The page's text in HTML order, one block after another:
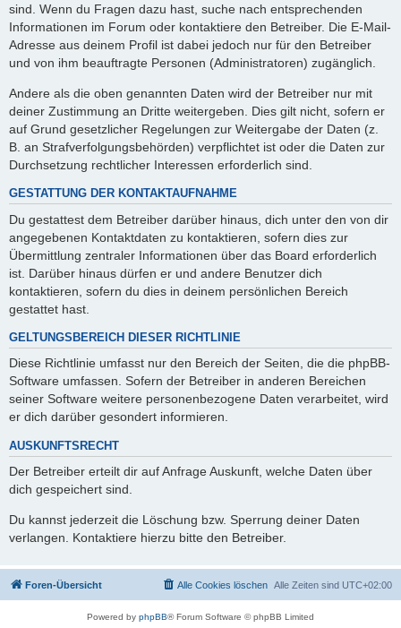
sind. Wenn du Fragen dazu hast, suche nach entsprechenden
Informationen im Forum oder kontaktiere den Betreiber. Die E-Mail-
Adresse aus deinem Profil ist dabei jedoch nur für den Betreiber
und von ihm beauftragte Personen (Administratoren) zugänglich.
Andere als die oben genannten Daten wird der Betreiber nur mit
deiner Zustimmung an Dritte weitergeben. Dies gilt nicht, sofern er
auf Grund gesetzlicher Regelungen zur Weitergabe der Daten (z.
B. an Strafverfolgungsbehörden) verpflichtet ist oder die Daten zur
Durchsetzung rechtlicher Interessen erforderlich sind.
GESTATTUNG DER KONTAKTAUFNAHME
Du gestattest dem Betreiber darüber hinaus, dich unter den von dir
angegebenen Kontaktdaten zu kontaktieren, sofern dies zur
Übermittlung zentraler Informationen über das Board erforderlich
ist. Darüber hinaus dürfen er und andere Benutzer dich
kontaktieren, sofern du dies in deinem persönlichen Bereich
gestattet hast.
GELTUNGSBEREICH DIESER RICHTLINIE
Diese Richtlinie umfasst nur den Bereich der Seiten, die die phpBB-
Software umfassen. Sofern der Betreiber in anderen Bereichen
seiner Software weitere personenbezogene Daten verarbeitet, wird
er dich darüber gesondert informieren.
AUSKUNFTSRECHT
Der Betreiber erteilt dir auf Anfrage Auskunft, welche Daten über
dich gespeichert sind.
Du kannst jederzeit die Löschung bzw. Sperrung deiner Daten
verlangen. Kontaktiere hierzu bitte den Betreiber.
Foren-Übersicht Alle Zeiten sind UTC+02:00
Alle Cookies löschen
Powered by phpBB® Forum Software © phpBB Limited